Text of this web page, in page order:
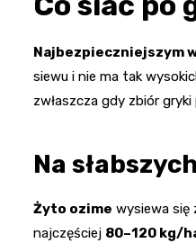
Najbezpieczniejszym
siewu i nie ma tak
zwłaszcza gdy zbiór
Na
Żyto ozime wysiewa się
najczęściej 80–120 kg/